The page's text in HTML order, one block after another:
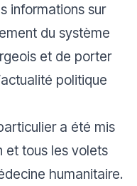
informations sur
du système
et de porter
politique
a été mis
et tous les volets
humanitaire.